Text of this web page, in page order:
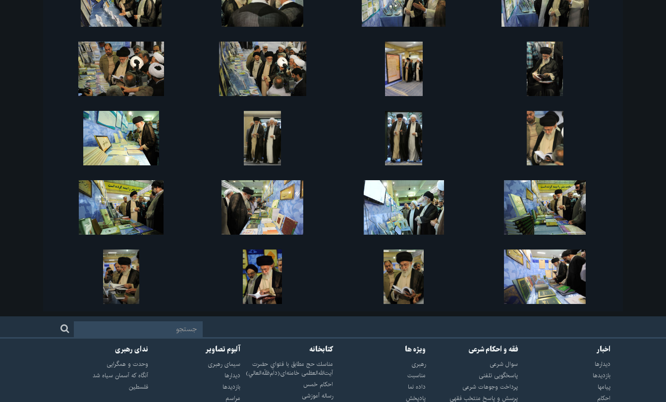
اخبار
دیدارها
بازديدها
پيامها
احكام
فقه و احکام شرعی
سوال شرعی
پاسخگویی تلفنی
پرداخت وجوهات شرعی
پرسش و پاسخ منتخب فقهی
ویژه ها
رهبری
مناسبت
داده نما
پادپخش
کتابخانه
مناسك حج مطابق با فتواي حضرت
آيت‌الله‌العظمى خامنه‌اى(دام‌ظلّه‌العالي)
احکام خمس
رساله آموزشی
آلبوم تصاویر
سيماى رهبرى
ديدارها
بازديدها
مراسم
ندای رهبری
وحدت و همگرایی
آنگاه که آسمان سیاه شد
فلسطین